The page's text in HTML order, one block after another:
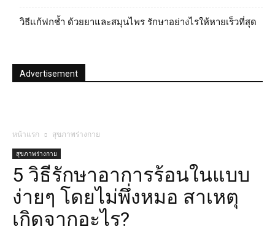
หน้าแรก สุขภาพร่างกาย
สุขภาพร่างกาย
5 วิธีรักษาอาการร้อนในแบบ
ง่ายๆ โดยไม่พึ่งหมอ สาเหตุ
เกิดจากอะไร?
วิธีแก้ฟกช้ำ ด้วยยาและสมุนไพร รักษาอย่างไรให้หายเร็วที่สุด
Advertisement